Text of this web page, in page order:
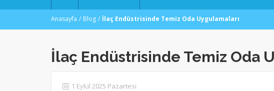
Anasayfa Blog İlaç Endüstrisinde Temiz Oda Uygulamaları
İlaç Endüstrisinde Temiz Oda
1 Eylül 2025 Pazartesi